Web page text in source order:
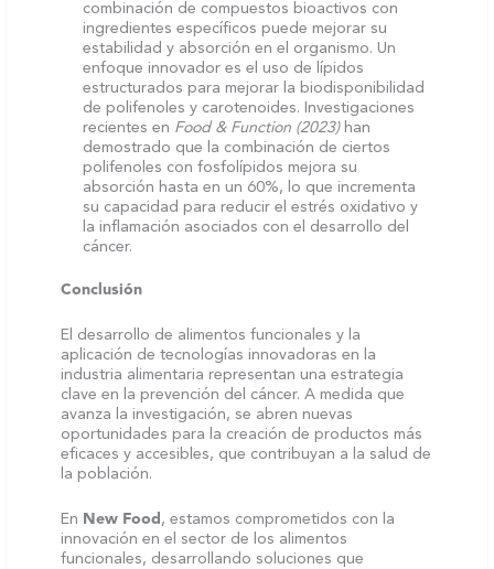
combinación de compuestos bioactivos con
ingredientes específicos puede mejorar su
estabilidad y absorción en el organismo. Un
enfoque innovador es el uso de lípidos
estructurados para mejorar la biodisponibilidad
de polifenoles y carotenoides. Investigaciones
recientes en Food & Function (2023)han
demostrado que la combinación de ciertos
polifenoles con fosfolípidos mejora su
absorción hasta en un 60%, lo que incrementa
su capacidad para reducir el estrés oxidativo y
la inflamación asociados con el desarrollo del
cáncer.
Conclusión
El desarrollo de alimentos funcionales y la
aplicación de tecnologías innovadoras en la
industria alimentaria representan una estrategia
clave en la prevención del cáncer. A medida que
avanza la investigación, se abren nuevas
oportunidades para la creación de productos más
eficaces y accesibles, que contribuyan a la salud de
la población.
En New Food , estamos comprometidos con la
innovación en el sector de los alimentos
funcionales, desarrollando soluciones que